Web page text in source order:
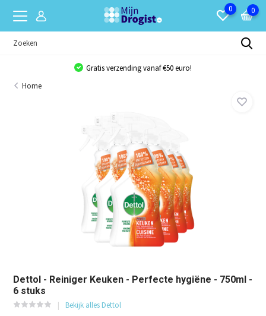
0 0
Gratis verzending vanaf €50 euro!
Home
Dettol - Reiniger Keuken - Perfecte hygiëne - 750ml -
6 stuks
Bekijk alles Dettol